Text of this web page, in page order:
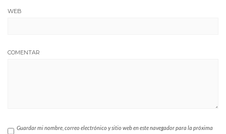
WEB
COMENTAR
Guardar mi nombre, correo electrónico y sitio web en este navegador para la próxima